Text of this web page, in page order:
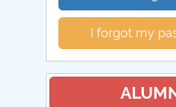
I forgot my